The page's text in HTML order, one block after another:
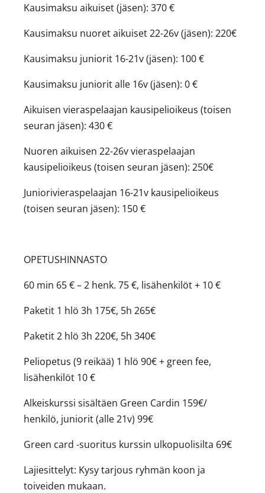
Kausimaksu aikuiset (jäsen): 370 €
Kausimaksu nuoret aikuiset 22-26v (jäsen): 220€
Kausimaksu juniorit 16-21v (jäsen): 100 €
Kausimaksu juniorit alle 16v (jäsen): 0 €
Aikuisen vieraspelaajan kausipelioikeus (toisen
seuran jäsen): 430 €
Nuoren aikuisen 22-26v vieraspelaajan
kausipelioikeus (toisen seuran jäsen): 250€
Juniorivieraspelaajan 16-21v kausipelioikeus
(toisen seuran jäsen): 150 €
OPETUSHINNASTO
60 min 65 € – 2 henk. 75 €, lisähenkilöt + 10 €
Paketit 1 hlö 3h 175€, 5h 265€
Paketit 2 hlö 3h 220€, 5h 340€
Peliopetus (9 reikää) 1 hlö 90€ + green fee,
lisähenkilöt 10 €
Alkeiskurssi sisältäen Green Cardin 159€/
henkilö, juniorit (alle 21v) 99€
Green card -suoritus kurssin ulkopuolisilta 69€
Lajiesittelyt: Kysy tarjous ryhmän koon ja
toiveiden mukaan.